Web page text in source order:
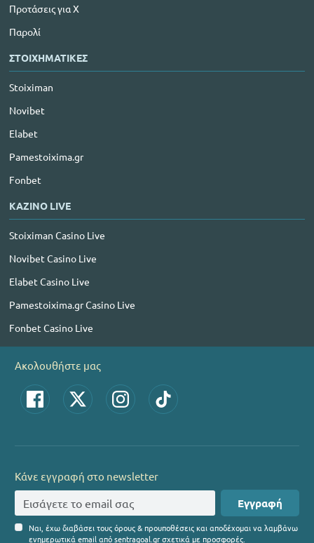
Προτάσεις για Χ
Παρολί
ΣΤΟΙΧΗΜΑΤΙΚΕΣ
Stoiximan
Novibet
Elabet
Pamestoixima.gr
Fonbet
ΚΑΖΙΝΟ LIVE
Stoiximan Casino Live
Novibet Casino Live
Elabet Casino Live
Pamestoixima.gr Casino Live
Fonbet Casino Live
Ακολουθήστε μας
Κάνε εγγραφή στο newsletter
Εγγραφή
Ναι, έχω διαβάσει τους όρους & προυποθέσεις και αποδέχομαι να λαμβάνω
ενημερωτικά email από sentragoal.gr σχετικά με προσφορές.